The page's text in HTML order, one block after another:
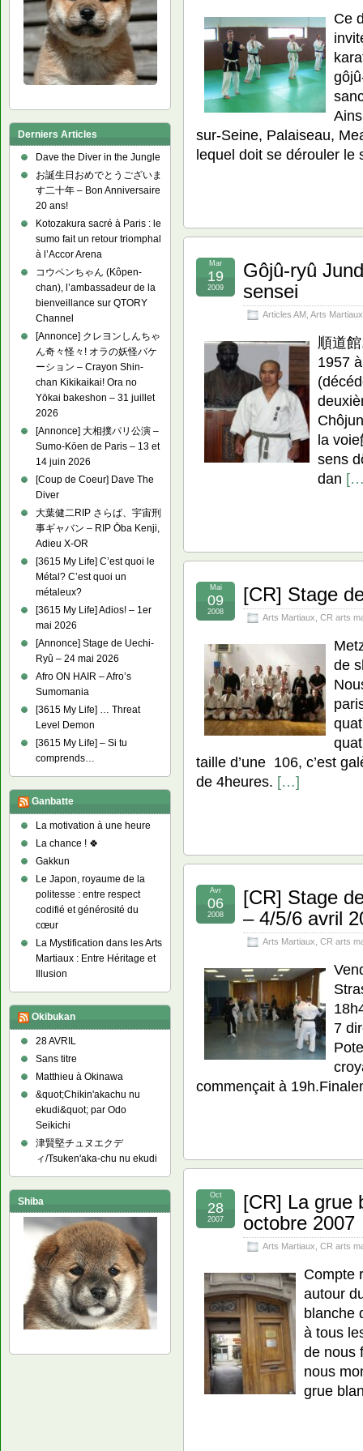
Ce
sur-Seine, Palaiseau,
lequel doit se dérouler le
Gôjû-ryû
sensei
Articles AM Arts Martiaux
Mar
19
2009
順道
1957
la
sens
dan
[CR] Stage
Arts Martiaux CR arts
Mai
09
2008
de
taille d’une 106, c’est
de 4heures. […]
[CR] Stage
– 4/5/6 avril
Arts Martiaux CR arts
Avr
06
2008
7
commençait à
[CR] La grue
octobre 2007
Arts Martiaux CR arts
Oct
28
2007
Compte
autour
blanche
à tous
de nous
nous
grue
Derniers Articles
Dave the Diver in the Jungle
お誕生日おめでとうございま
す二十年 – Bon Anniversaire
20 ans!
Kotozakura sacré à Paris : le
sumo fait un retour triomphal
à l’Accor Arena
コウペンちゃん (Kôpen-
chan), l’ambassadeur de la
bienveillance sur QTORY
Channel
[Annonce] クレヨンしんちゃ
ん奇々怪々! オラの妖怪バケ
ーション – Crayon Shin-
chan Kikikaikai! Ora no
Yōkai bakeshon – 31 juillet
2026
[Annonce] 大相撲パリ公演 –
Sumo-Kōen de Paris – 13 et
14 juin 2026
[Coup de Coeur] Dave The
Diver
大葉健二RIP さらば、宇宙刑
事ギャバン – RIP Ōba Kenji,
Adieu X-OR
[3615 My Life] C’est quoi le
Métal? C’est quoi un
métaleux?
[3615 My Life] Adios! – 1er
mai 2026
[Annonce] Stage de Uechi-
Ryû – 24 mai 2026
Afro ON HAIR – Afro’s
Sumomania
[3615 My Life] … Threat
Level Demon
[3615 My Life] – Si tu
comprends…
Ganbatte
La motivation à une heure
La chance ! 🍀
Gakkun
Le Japon, royaume de la
politesse : entre respect
codifié et générosité du
cœur
La Mystification dans les Arts
Martiaux : Entre Héritage et
Illusion
Okibukan
28 AVRIL
Sans titre
Matthieu à Okinawa
&quot;Chikin'akachu nu
ekudi&quot; par Odo
Seikichi
津賢堅チュヌエクデ
ィ/Tsuken'aka-chu nu ekudi
Shiba